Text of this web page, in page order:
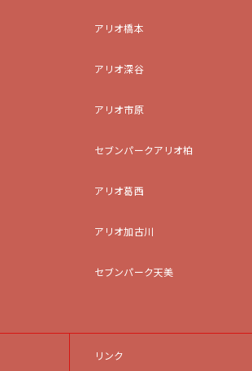
アリオ橋本
アリオ深谷
アリオ市原
セブンパークアリオ柏
アリオ葛西
アリオ加古川
セブンパーク天美
リンク